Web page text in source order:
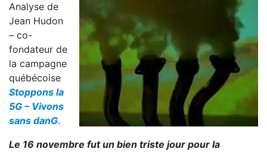
Analyse de
Jean Hudon
– co-
fondateur de
la campagne
québécoise
Stoppons la
5G – Vivons
sans danG.
Le 16 novembre fut un bien triste jour pour la